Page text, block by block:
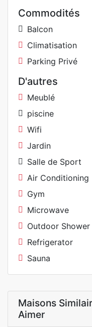
Commodités
Balcon
Climatisation
Parking Privé
D'autres
Meublé
piscine
Wifi
Jardin
Salle de Sport
Air Conditioning
Gym
Microwave
Outdoor Shower
Refrigerator
Sauna
Maisons
Aimer